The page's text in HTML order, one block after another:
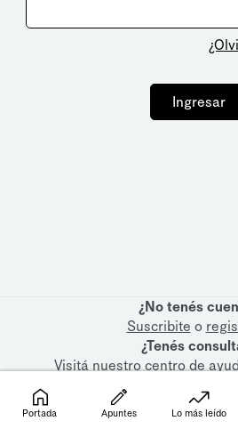
Ingresar
¿No tenés
Suscribite o
¿Tenés
Visitá nuestrocentro de
Portada Apuntes Lo más leído